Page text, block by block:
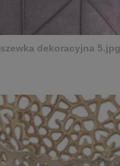
dekoracyjna 5.jpg